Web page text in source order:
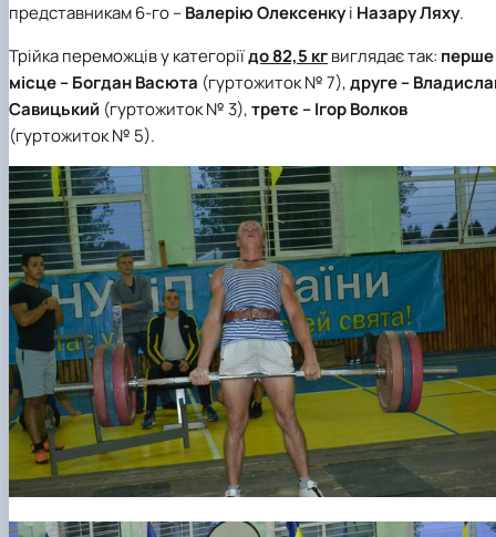
представникам 6-го –ВалеріюОлексенкуі Назару Ляху.
Трійка переможців у категоріїдо 82,5 кгвиглядає так: перше
місце– Богдан Васюта (гуртожиток № 7),друге–
Савицький (гуртожиток № 3),третє – Ігор Волков
(гуртожиток № 5).